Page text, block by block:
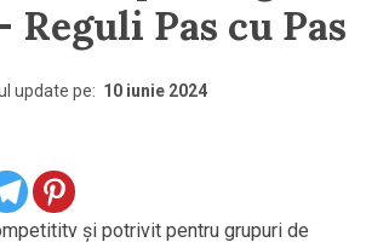
Reguli Pas cu Pas
update pe: 10 iunie 2024
și potrivit pentru grupuri de